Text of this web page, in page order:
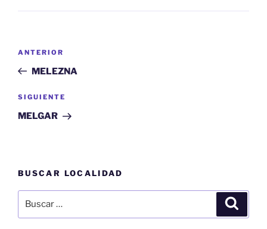
entradas
Entrada
anterior:
ANTERIOR
MELEZNA
Siguiente
entrada
SIGUIENTE
MELGAR
BUSCAR LOCALIDAD
por: